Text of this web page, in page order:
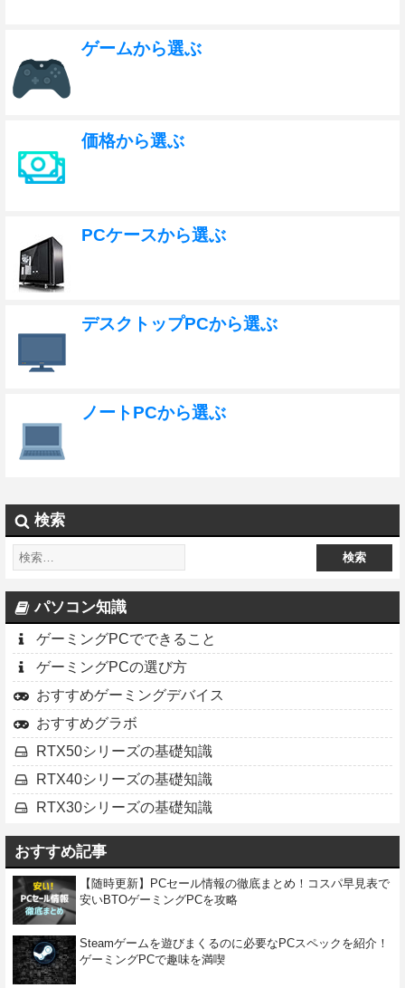
ゲームから選ぶ
価格から選ぶ
PCケースから選ぶ
デスクトップPCから選ぶ
ノートPCから選ぶ
検索
パソコン知識
ゲーミングPCでできること
ゲーミングPCの選び方
おすすめゲーミングデバイス
おすすめグラボ
RTX50シリーズの基礎知識
RTX40シリーズの基礎知識
RTX30シリーズの基礎知識
おすすめ記事
【随時更新】PCセール情報の徹底まとめ！コスパ早見表で
安いBTOゲーミングPCを攻略
Steamゲームを遊びまくるのに必要なPCスペックを紹介！
ゲーミングPCで趣味を満喫